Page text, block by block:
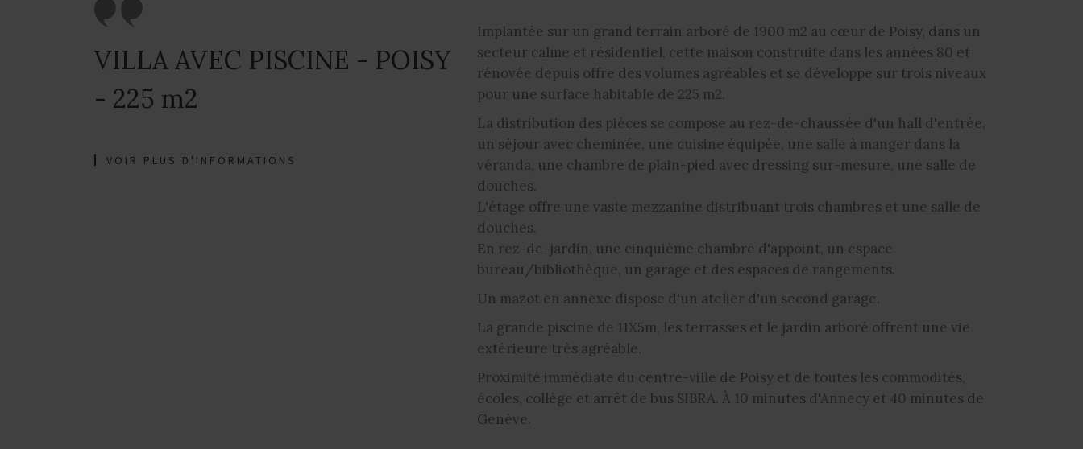
VILLA AVEC PISCINE - POISY
- 225 m2
VOIR PLUS D'INFORMATIONS
Implantée sur un grand terrain arboré de 1900 m2 au cœur de Poisy, dans un
secteur calme et résidentiel, cette maison construite dans les années 80 et
rénovée depuis offre des volumes agréables et se développe sur trois niveaux
pour une surface habitable de 225 m2.
La distribution des pièces se compose au rez-de-chaussée d'un hall d'entrée,
un séjour avec cheminée, une cuisine équipée, une salle à manger dans la
véranda, une chambre de plain-pied avec dressing sur-mesure, une salle de
douches.
L'étage offre une vaste mezzanine distribuant trois chambres et une salle de
douches.
En rez-de-jardin, une cinquième chambre d'appoint, un espace
bureau/bibliothèque, un garage et des espaces de rangements.
Un mazot en annexe dispose d'un atelier d'un second garage.
La grande piscine de 11X5m, les terrasses et le jardin arboré offrent une vie
extérieure très agréable.
Proximité immédiate du centre-ville de Poisy et de toutes les commodités,
écoles, collège et arrêt de bus SIBRA. À 10 minutes d'Annecy et 40 minutes de
Genève.